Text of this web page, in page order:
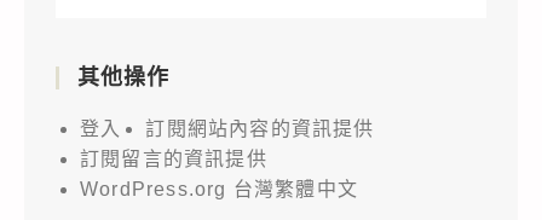
其他操作
登入
訂閱網站內容的資訊提供
訂閱留言的資訊提供
WordPress.org 台灣繁體中文